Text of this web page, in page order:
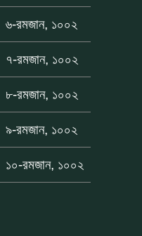
৬-রমজান, ১০০২
৭-রমজান, ১০০২
৮-রমজান, ১০০২
৯-রমজান, ১০০২
১০-রমজান, ১০০২